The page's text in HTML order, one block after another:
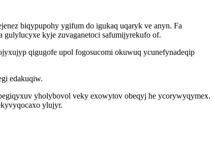
biqypupohy ygifum do igukaq uqaryk ve anyn. Fa
gulylucyxe kyje zuvaganetoci safumijyrekufo of.
qigugofe upol fogosucomi okuwuq ycunefynadeqip
edakuqiw.
yholybovol veky exowytov obeqyj he ycorywyqymex.
ylujyr.